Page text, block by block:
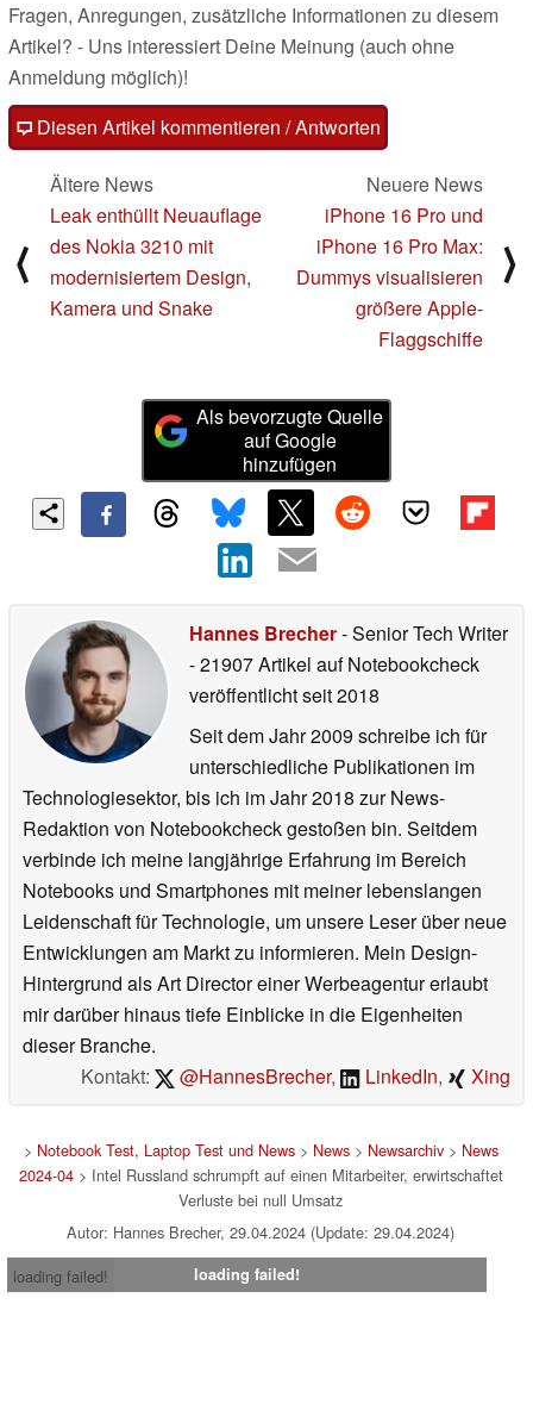
Fragen, Anregungen, zusätzliche Informationen zu diesem
Artikel? - Uns interessiert Deine Meinung (auch ohne
Anmeldung möglich)!
Diesen Artikel kommentieren / Antworten
⟨
Ältere News
Leak enthüllt Neuauflage
des Nokia 3210 mit
modernisiertem Design,
Kamera und Snake
Neuere News
iPhone 16 Pro und
iPhone 16 Pro Max:
Dummys visualisieren
größere Apple-
Flaggschiffe
⟩
Als bevorzugte Quelle
auf Google
hinzufügen
Hannes Brecher- Senior Tech Writer
- 21907 Artikel auf Notebookcheck
veröffentlichtseit 2018
Seit dem Jahr 2009 schreibe ich für
unterschiedliche Publikationen im
Technologiesektor, bis ich im Jahr 2018 zur News-
Redaktion von Notebookcheck gestoßen bin. Seitdem
verbinde ich meine langjährige Erfahrung im Bereich
Notebooks und Smartphones mit meiner lebenslangen
Leidenschaft für Technologie, um unsere Leser über neue
Entwicklungen am Markt zu informieren. Mein Design-
Hintergrund als Art Director einer Werbeagentur erlaubt
mir darüber hinaus tiefe Einblicke in die Eigenheiten
dieser Branche.
Kontakt:
@HannesBrecher, LinkedIn, Xing
> Notebook Test, Laptop Test und News> News> Newsarchiv> News
2024-04> Intel Russland schrumpft auf einen Mitarbeiter, erwirtschaftet
Verluste bei null Umsatz
Autor: Hannes Brecher, 29.04.2024 (Update: 29.04.2024)
loading failed!
loading failed!